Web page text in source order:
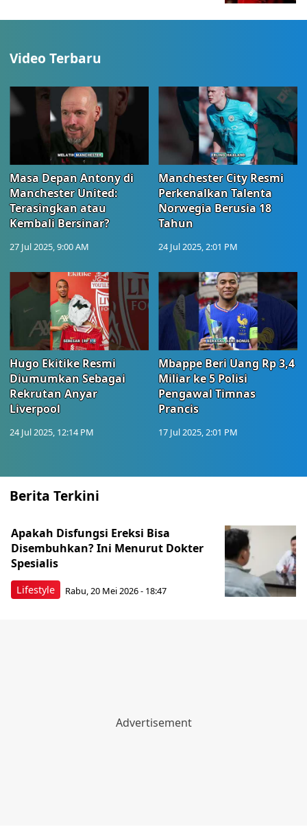
Video Terbaru
Masa Depan Antony di
Manchester United:
Terasingkan atau
Kembali Bersinar?
27 Jul 2025, 9:00 AM
Manchester City Resmi
Perkenalkan Talenta
Norwegia Berusia 18
Tahun
24 Jul 2025, 2:01 PM
Hugo Ekitike Resmi
Diumumkan Sebagai
Rekrutan Anyar
Liverpool
24 Jul 2025, 12:14 PM
Mbappe Beri Uang Rp 3,4
Miliar ke 5 Polisi
Pengawal Timnas
Prancis
17 Jul 2025, 2:01 PM
Berita Terkini
Lifestyle
Apakah Disfungsi Ereksi Bisa
Disembuhkan? Ini Menurut Dokter
Spesialis
Rabu, 20 Mei 2026 - 18:47